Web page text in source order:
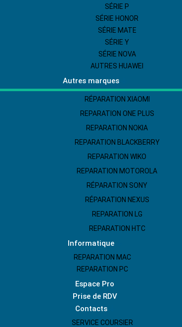
SÉRIE P
SÉRIE HONOR
SÉRIE MATE
SÉRIE Y
SÉRIE NOVA
AUTRES HUAWEI
Autres marques
RÉPARATION XIAOMI
REPARATION ONE PLUS
REPARATION NOKIA
REPARATION BLACKBERRY
REPARATION WIKO
REPARATION MOTOROLA
RÉPARATION SONY
RÉPARATION NEXUS
REPARATION LG
REPARATION HTC
Informatique
REPARATION MAC
REPARATION PC
Espace Pro
Prise de RDV
Contacts
SERVICE COURSIER